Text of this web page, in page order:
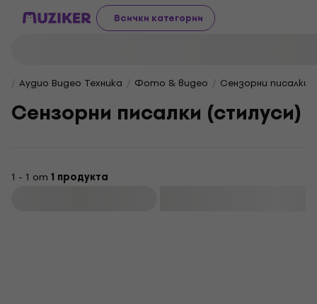
Всички категории
Аудио Видео Техника Фото & видео Сензорни писалки
Сензорни писалки (стилуси)
1 - 1 от 1 продукта